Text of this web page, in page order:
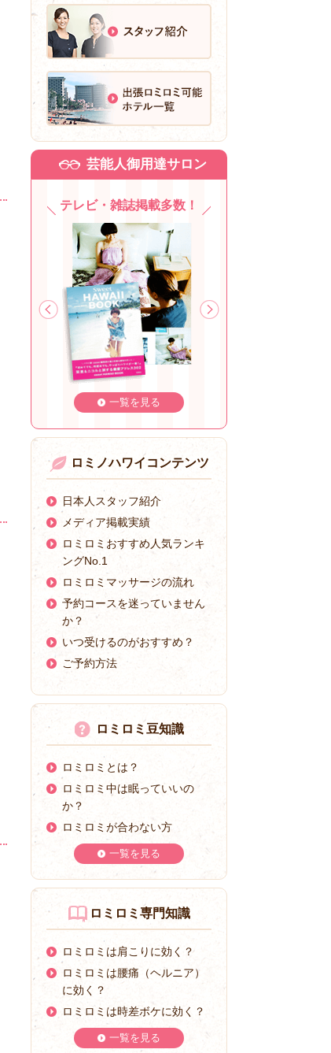
芸能人御用達サロン
テレビ・雑誌掲載多数！
一覧を見る
ロミノハワイコンテンツ
日本人スタッフ紹介
メディア掲載実績
ロミロミおすすめ人気ランキ
ングNo.1
ロミロミマッサージの流れ
予約コースを迷っていません
か？
いつ受けるのがおすすめ？
ご予約方法
ロミロミ豆知識
ロミロミとは？
ロミロミ中は眠っていいの
か？
ロミロミが合わない方
一覧を見る
ロミロミ専門知識
ロミロミは肩こりに効く？
ロミロミは腰痛（ヘルニア）
に効く？
ロミロミは時差ボケに効く？
一覧を見る